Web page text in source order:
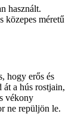
használt.
közepes méretű
hogy erős és
át a hús rostjain,
vékony
ne repüljön le.